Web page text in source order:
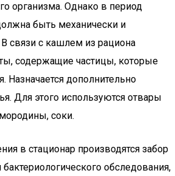
организма. Однако в период
быть механически и
связи с кашлем из рациона
содержащие частицы, которые
Назначается дополнительно
Для этого используются отвары
соки.
в стационар производятся забор
обследования,